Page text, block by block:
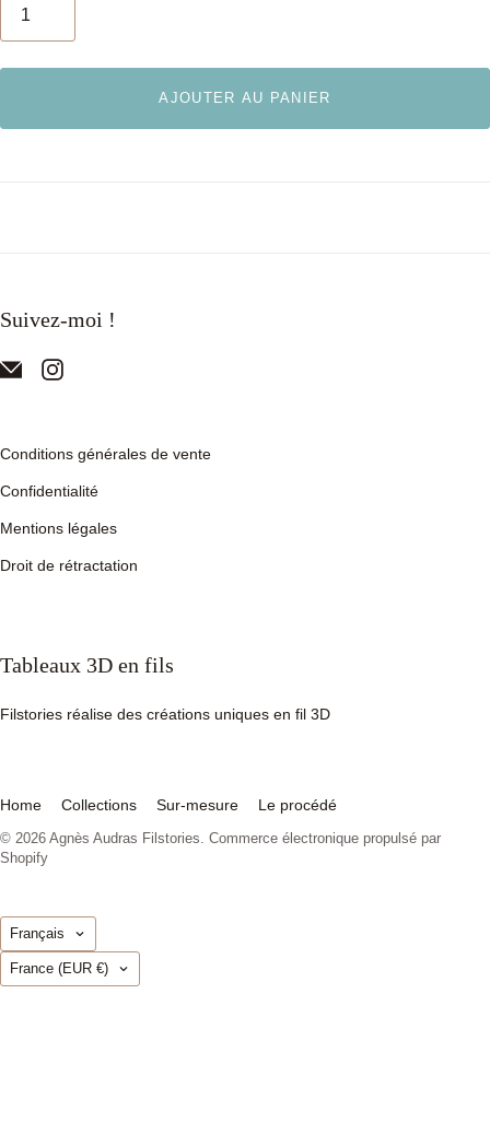
AJOUTER AU PANIER
Suivez-moi !
Conditions générales de vente
Confidentialité
Mentions légales
Droit de rétractation
Tableaux 3D en fils
Filstories réalise des créations uniques en fil 3D
Home Collections Sur-mesure Le procédé
© 2026 Agnès Audras Filstories Commerce électronique propulsé par
Shopify
Langue
Français
Pays
France (EUR €)